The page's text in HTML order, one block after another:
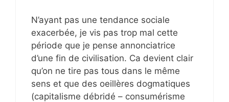
N’ayant pas une tendance sociale
exacerbée, je vis pas trop mal cette
période que je pense annonciatrice
d’une fin de civilisation. Ca devient clair
qu’on ne tire pas tous dans le même
sens et que des oeillères dogmatiques
(capitalisme débridé – consumérisme